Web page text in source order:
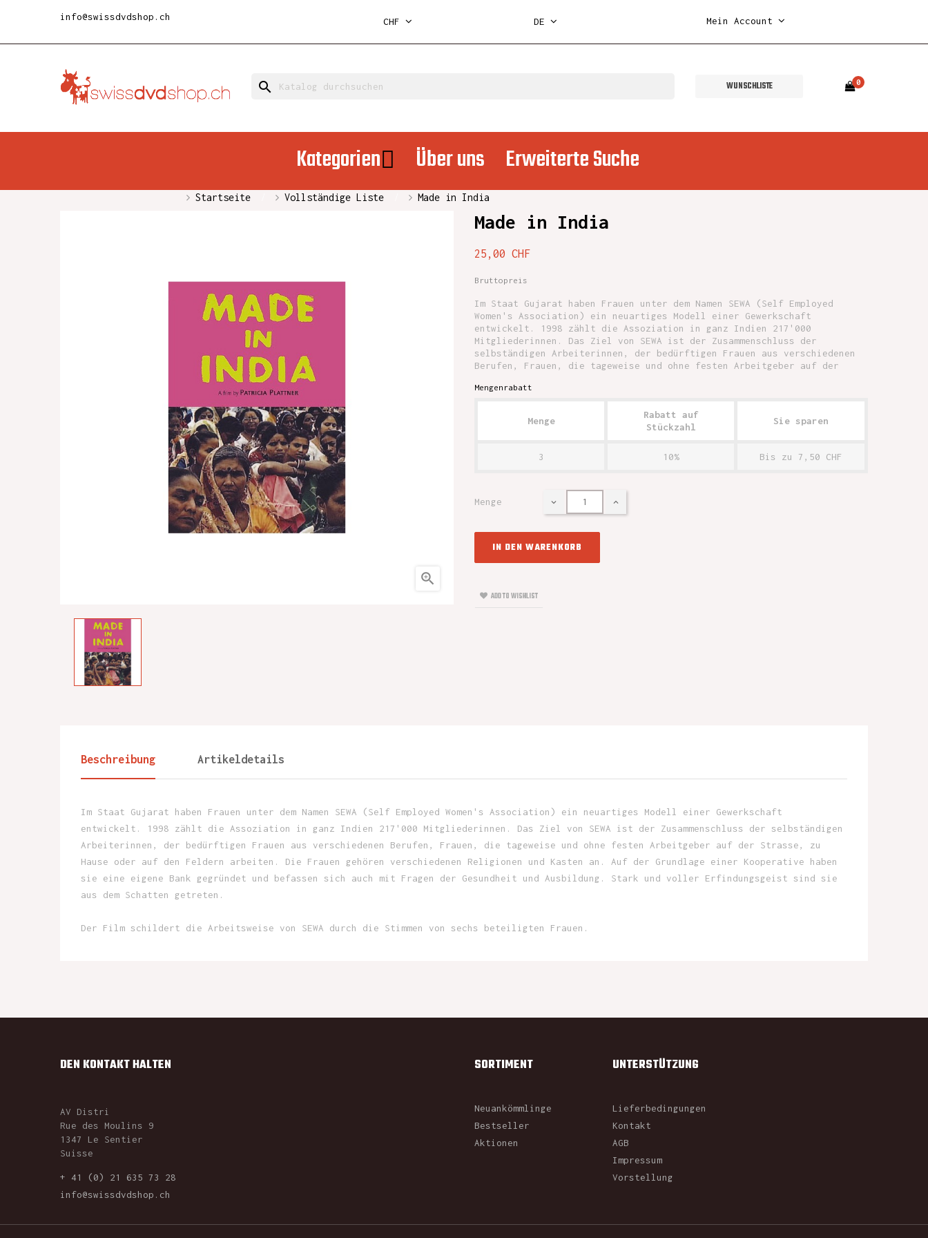
info@swissdvdshop.ch CHF DE Mein Account
search WUNSCHLISTE 0
Kategorien Über uns Erweiterte Suche
Startseite Vollständige Liste Made in India

Made in India
25,00 CHF
Bruttopreis
Im Staat Gujarat haben Frauen unter dem Namen SEWA (Self Employed
Women's Association) ein neuartiges Modell einer Gewerkschaft
entwickelt. 1998 zählt die Assoziation in ganz Indien 217'000
Mitgliederinnen. Das Ziel von SEWA ist der Zusammenschluss der
selbständigen Arbeiterinnen, der bedürftigen Frauen aus verschiedenen
Berufen, Frauen, die tageweise und ohne festen Arbeitgeber auf der
Mengenrabatt
Menge
Rabatt auf
Stückzahl
Sie sparen
3 10% Bis zu 7,50 CHF
Menge
IN DEN WARENKORB
ADD TO WISHLIST
Beschreibung Artikeldetails
Im Staat Gujarat haben Frauen unter dem Namen SEWA (Self Employed Women's Association) ein neuartiges Modell einer Gewerkschaft
entwickelt. 1998 zählt die Assoziation in ganz Indien 217'000 Mitgliederinnen. Das Ziel von SEWA ist der Zusammenschluss der selbständigen
Arbeiterinnen, der bedürftigen Frauen aus verschiedenen Berufen, Frauen, die tageweise und ohne festen Arbeitgeber auf der Strasse, zu
Hause oder auf den Feldern arbeiten. Die Frauen gehören verschiedenen Religionen und Kasten an. Auf der Grundlage einer Kooperative haben
sie eine eigene Bank gegründet und befassen sich auch mit Fragen der Gesundheit und Ausbildung. Stark und voller Erfindungsgeist sind sie
aus dem Schatten getreten.
Der Film schildert die Arbeitsweise von SEWA durch die Stimmen von sechs beteiligten Frauen.
DEN KONTAKT HALTEN
AV Distri
Rue des Moulins 9
1347 Le Sentier
Suisse
+ 41 (0) 21 635 73 28
info@swissdvdshop.ch
SORTIMENT
Neuankömmlinge
Bestseller
Aktionen
UNTERSTÜTZUNG
Lieferbedingungen
Kontakt
AGB
Impressum
Vorstellung